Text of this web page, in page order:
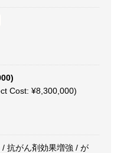
Cost: ¥8,300,000)
抗がん剤効果増強 / が